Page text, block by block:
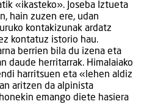
«ikasteko». Joseba Iztueta
hain zuzen ere, udan
kontakizunak ardatz
kontatuz istorio hau.
berrien bila du izena eta
daude herritarrak. Himalaiako
harritsuen eta «lehen aldiz
aritzen da alpinista
emango diete hasiera